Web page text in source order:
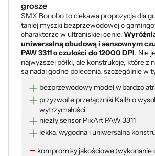
grosze
SMX Bonobo to ciekawa propozycja dla
taniej myszki bezprzewodowej o
charakterze w ultraniskiej cenie.
uniwersalną obudową i sensownym
PAW 3311 o czułości do 12000 DPI. Nie
najwyższej półki, ale konstrukcje, które z
są nadal godne polecenia, szczególnie w
bezprzewodowy model w bardzo
przyzwoite przełączniki Kailh o
wytrzymałości
niezły sensor PixArt PAW 3311
lekka, wygodna i uniwersalna
kompromisy jakościowe (wykonanie